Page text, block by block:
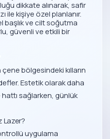
dikkate alınarak, safir
ile kişiye özel planlanır.
başlık ve cilt soğutma
güvenli ve etkili bir
bölgesindeki kılların
Estetik olarak daha
sağlarken, günlük
Lazer?
uygulama